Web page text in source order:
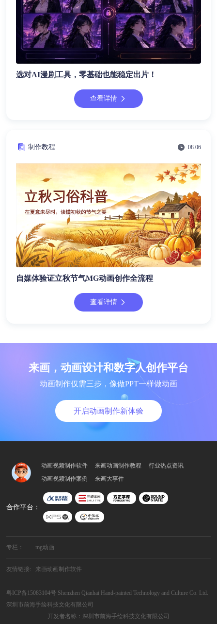
选对AI漫剧工具，零基础也能稳定出片！
查看详情
制作教程 08.06
自媒体验证立秋节气MG动画创作全流程
查看详情
来画，动画设计和数字人创作平台
动画制作仅需三步，像做PPT一样做动画
开启动画制作新体验
动画视频制作软件 来画动画制作教程
行业热点资讯
动画视频制作案例
来画大事件
合作平台：
专栏： mg动画
友情链接: 来画动画制作软件
粤ICP备15083104号 Shenzhen Qianhai Hand-painted Technology and Culture Co. Ltd.
深圳市前海手绘科技文化有限公司
开发者名称：深圳市前海手绘科技文化有限公司